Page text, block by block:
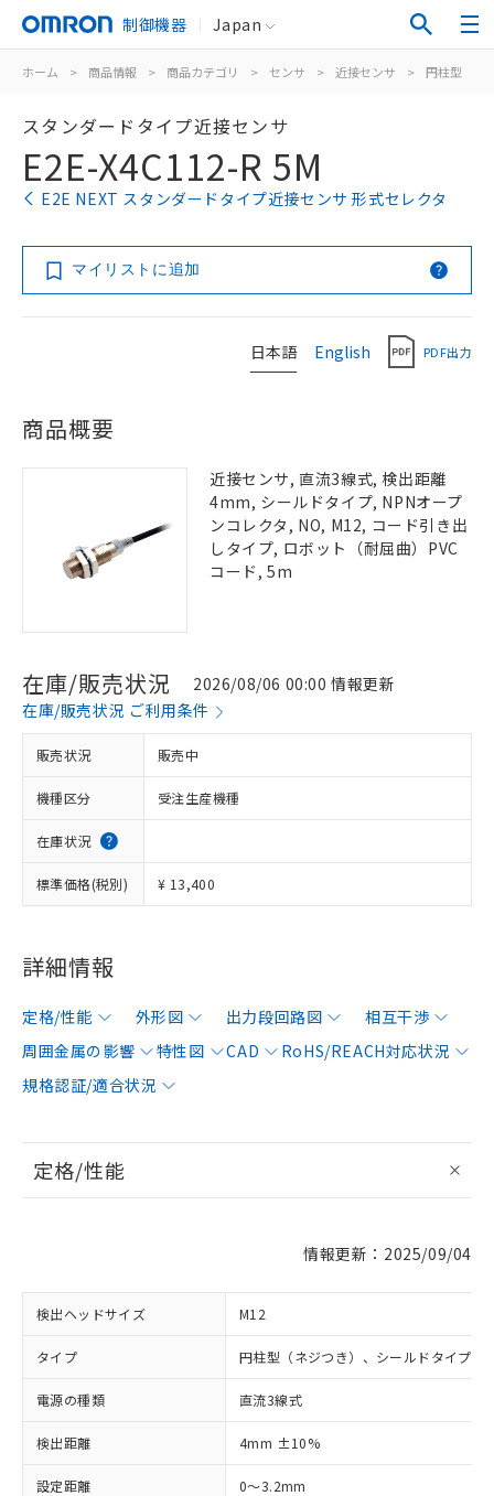
制御機器 Japan
ホーム > 商品情報 > 商品カテゴリ > センサ > 近接センサ > 円柱型
スタンダードタイプ近接センサ
E2E-X4C112-R 5M
E2E NEXT スタンダードタイプ近接センサ 形式セレクタ
マイリストに追加
日本語 English PDF出力
商品概要
近接センサ, 直流3線式, 検出距離
4mm, シールドタイプ, NPNオープ
ンコレクタ, NO, M12, コード引き出
しタイプ, ロボット（耐屈曲）PVC
コード, 5m
在庫/販売状況
2026/08/06 00:00 情報更新
在庫/販売状況 ご利用条件
販売状況 販売中
機種区分 受注生産機種
在庫状況
標準価格(税別) ¥ 13,400
詳細情報
定格/性能 外形図 出力段回路図
相互干渉
周囲金属の影響
特性図 CAD
RoHS/REACH対応状況
規格認証/適合状況
定格/性能
情報更新：2025/09/04
検出ヘッドサイズ M12
タイプ 円柱型（ネジつき）、シールドタイプ
電源の種類 直流3線式
検出距離 4mm ±10%
設定距離 0～3.2mm